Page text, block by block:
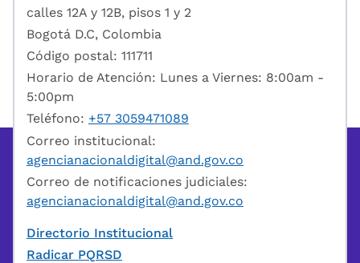
calles 12A y 12B, pisos 1 y 2
Bogotá D.C, Colombia
Código postal: 111711
Horario de Atención: Lunes a Viernes: 8:00am -
5:00pm
Teléfono: +57 3059471089
Correo institucional:
agencianacionaldigital@and.gov.co
Correo de notificaciones judiciales:
agencianacionaldigital@and.gov.co
Directorio Institucional
Radicar PQRSD